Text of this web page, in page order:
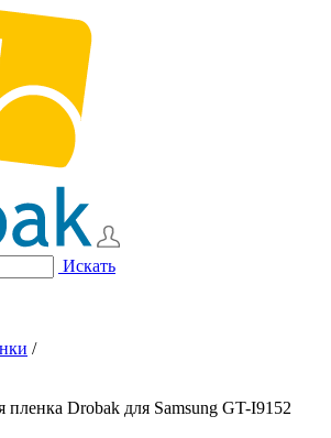
Искать
/
пленка Drobak для Samsung GT-I9152